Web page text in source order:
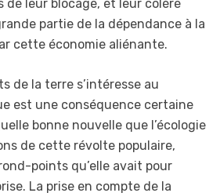
de leur blocage, et leur colère
partie de la dépendance à la
cette économie aliénante.
de la terre s’intéresse au
est une conséquence certaine
bonne nouvelle que l’écologie
de cette révolte populaire,
points qu’elle avait pour
La prise en compte de la